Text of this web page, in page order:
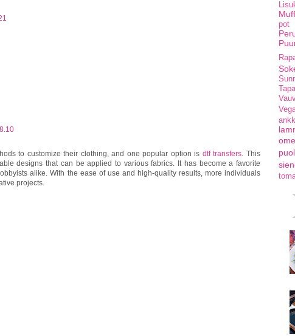
to customize their clothing, and one popular option is dtf transfers. This
designs that can be applied to various fabrics. It has become a favorite
alike. With the ease of use and high-quality results, more individuals
projects.
pot